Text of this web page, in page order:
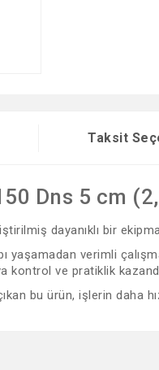
Taksit
Dns 5 cm
dayanıklı bir
yaşamadan verimli
kontrol ve pratiklik
bu ürün, işlerin daha